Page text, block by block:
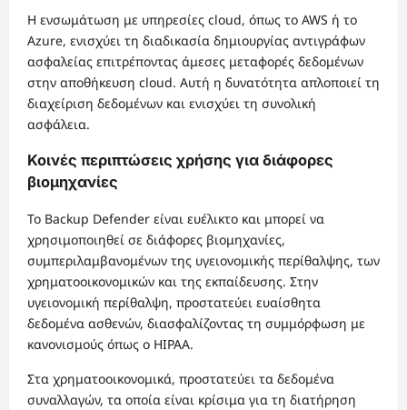
Η ενσωμάτωση με υπηρεσίες cloud, όπως το AWS ή το
Azure, ενισχύει τη διαδικασία δημιουργίας αντιγράφων
ασφαλείας επιτρέποντας άμεσες μεταφορές δεδομένων
στην αποθήκευση cloud. Αυτή η δυνατότητα απλοποιεί τη
διαχείριση δεδομένων και ενισχύει τη συνολική
ασφάλεια.
Κοινές περιπτώσεις χρήσης για διάφορες
βιομηχανίες
Το Backup Defender είναι ευέλικτο και μπορεί να
χρησιμοποιηθεί σε διάφορες βιομηχανίες,
συμπεριλαμβανομένων της υγειονομικής περίθαλψης, των
χρηματοοικονομικών και της εκπαίδευσης. Στην
υγειονομική περίθαλψη, προστατεύει ευαίσθητα
δεδομένα ασθενών, διασφαλίζοντας τη συμμόρφωση με
κανονισμούς όπως ο HIPAA.
Στα χρηματοοικονομικά, προστατεύει τα δεδομένα
συναλλαγών, τα οποία είναι κρίσιμα για τη διατήρηση